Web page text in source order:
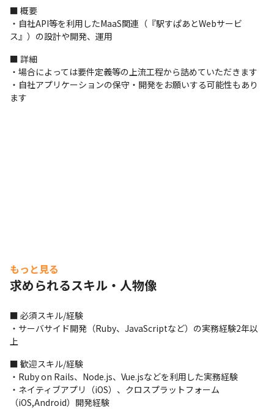
■ 概要
・自社API等を利用したMaaS関連（『駅すぱあとWebサービ
ス』）の設計や開発、運用
■ 詳細
・場合によっては要件定義等の上流工程から詰めていただきます
・自社アプリケーションの保守・開発をお願いする可能性もあり
ます
もっと見る
求められるスキル・人物像
■ 必須スキル/経験
・サーバサイド開発（Ruby、JavaScriptなど）の実務経験2年以
上
■ 歓迎スキル/経験
・Ruby on Rails、Node.js、Vue.jsなどを利用した実務経験
・ネイティブアプリ（iOS）、クロスプラットフォーム
（iOS,Android）開発経験